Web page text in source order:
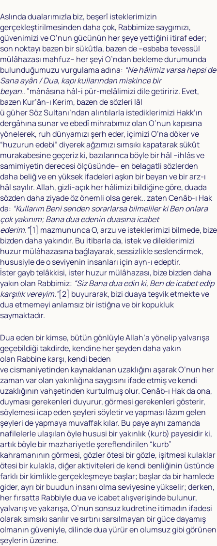
Aslında dualarımızla biz, beşerî isteklerimizin
gerçekleştirilmesinden daha çok, Rabbimize saygımızı,
güvenimizi ve O’nun gücünün her şeye yettiğini itiraf eder;
son noktayı bazen bir sükûtla, bazen de –esbaba tevessül
mülâhazası mahfuz– her şeyi O’ndan bekleme durumunda
bulunduğumuzu vurgulama adına: “Ne hâlimiz varsa hepsi de
Sana ayân / Dua, kapı kullarından miskince bir
beyan..”mânâsına hâl-i pür-melâlimizi dile getiririz. Evet,
bazen Kur’ân-ı Kerim, bazen de sözleri lâl
ü güher Söz Sultanı’ndan alıntılarla istediklerimizi Hakk’ın
dergâhına sunar ve ebedî mihrabımız olan O’nun kapısına
yönelerek, ruh dünyamızı şerh eder, içimizi O’na döker ve
“huzurun edebi” diyerek ağzımızı sımsıkı kapatarak sükût
murakabesine geçeriz ki, bazılarınca böyle bir hâl –ihlâs ve
samimiyetin derecesi ölçüsünde– en belagatli sözlerden
daha beliğ ve en yüksek ifadeleri aşkın bir beyan ve bir arz-ı
hâl sayılır. Allah, gizli-açık her hâlimizi bildiğine göre, duada
sözden daha ziyade öz önemli olsa gerek.. zaten Cenâb-ı Hak
da: “Kullarım Beni senden sorarlarsa bilmeliler ki Ben onlara
çok yakınım; Bana dua edenin duasına icabet
ederim.”[1] mazmununca O, arzu ve isteklerimizi bilmede, bize
bizden daha yakındır. Bu itibarla da, istek ve dileklerimizi
huzur mülâhazasına bağlayarak, sessizlikle seslendirmek,
hususiyle de o seviyenin insanları için ayn-ı edeptir.
İster gayb telâkkisi, ister huzur mülâhazası, bize bizden daha
yakın olan Rabbimiz: “Siz Bana dua edin ki, Ben de icabet edip
karşılık vereyim.”[2] buyurarak, bizi duaya teşvik etmekte ve
dua etmemeyi anlamsız bir istiğna ve bir kopukluk
saymaktadır.
Dua eden bir kimse, bütün gönlüyle Allah’a yönelip yalvarışa
geçebildiği takdirde, kendine her şeyden daha yakın
olan Rabbine karşı, kendi beden
ve cismaniyetinden kaynaklanan uzaklığını aşarak O’nun her
zaman var olan yakınlığına saygısını ifade etmiş ve kendi
uzaklığının vahşetinden kurtulmuş olur. Cenâb-ı Hak da ona,
duyması gerekenleri duyurur, görmesi gerekenleri gösterir,
söylemesi icap eden şeyleri söyletir ve yapması lâzım gelen
şeyleri de yapmaya muvaffak kılar. Bu paye aynı zamanda
nafilelerle ulaşılan öyle hususi bir yakınlık (kurb) payesidir ki,
artık böyle bir mazhariyetle şereflendirilen “kurb”
kahramanının görmesi, gözler ötesi bir gözle, işitmesi kulaklar
ötesi bir kulakla, diğer aktiviteleri de kendi benliğinin üstünde
farklı bir kimlikle gerçekleşmeye başlar; başlar da bir hamlede
gider, ayrı bir buudun insanı olma seviyesine yükselir; derken,
her fırsatta Rabbiyle dua ve icabet alışverişinde bulunur,
yalvarış ve yakarışa, O’nun sonsuz kudretine itimadın ifadesi
olarak sımsıkı sarılır ve sırtını sarsılmayan bir güce dayamış
olmanın güveniyle, dilinde dua yürür en olumsuz gibi görünen
şeylerin üzerine.